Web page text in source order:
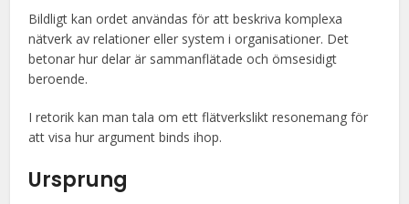
Bildligt kan ordet användas för att beskriva komplexa
nätverk av relationer eller system i organisationer. Det
betonar hur delar är sammanflätade och ömsesidigt
beroende.
I retorik kan man tala om ett flätverkslikt resonemang för
att visa hur argument binds ihop.
Ursprung